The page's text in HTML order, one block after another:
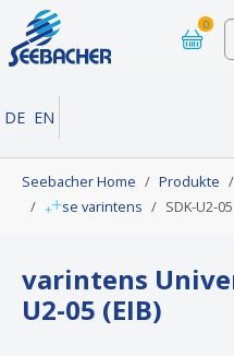
Skip to main navigation
Skip to main content
Skip to page footer
0
DE EN
Seebacher Home Produkte
se varintens
SDK-U2-
varintens
U2-05 (EIB)